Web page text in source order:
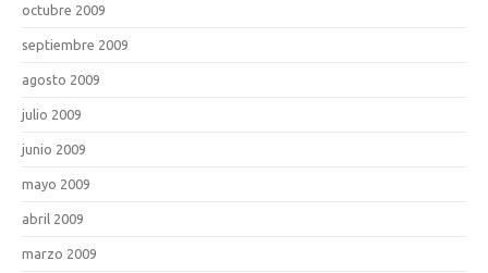
octubre 2009
septiembre 2009
agosto 2009
julio 2009
junio 2009
mayo 2009
abril 2009
marzo 2009